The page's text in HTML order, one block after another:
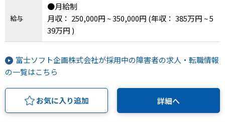
給与
●月給制
月収： 250,000円 ~ 350,000円 (年収： 385万円 ~ 5
39万円 )
富士ソフト企画株式会社が採用中の障害者の求人・転職情報
の一覧はこちら
お気に入り追加 詳細へ